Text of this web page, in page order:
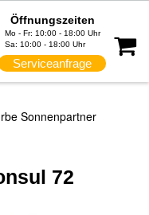
Öffnungszeiten
Mo - Fr: 10:00 - 18:00 Uhr
Sa: 10:00 - 18:00 Uhr
Serviceanfrage
Sonnenpartner
72